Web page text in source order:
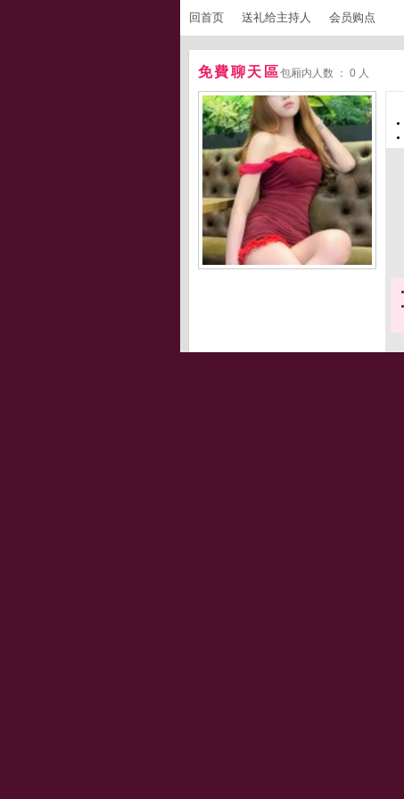
回首页 送礼给主持人 会员购点
免費聊天區包厢内人数 ： 0 人